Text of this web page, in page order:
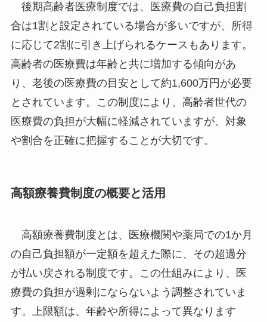
後期高齢者医療制度では、医療費の自己負担割
合は1割と設定されている場合が多いですが、所得
に応じて2割に引き上げられるケースもあります。
高齢者の医療費は年齢と共に増加する傾向があ
り、老後の医療費の目安として約1,600万円が必要
とされています。この制度により、高齢者世代の
医療費の負担が大幅に軽減されていますが、対象
や割合を正確に把握することが大切です。
高額療養費制度の概要と活用
高額療養費制度とは、医療機関や薬局での1か月
の自己負担額が一定額を超えた際に、その超過分
が払い戻される制度です。この仕組みにより、医
療費の負担が過剰にならないよう調整されていま
す。上限額は、年齢や所得によって異なります